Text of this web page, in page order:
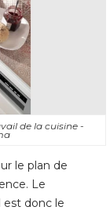
de la cuisine -
le plan de
Le
est donc le